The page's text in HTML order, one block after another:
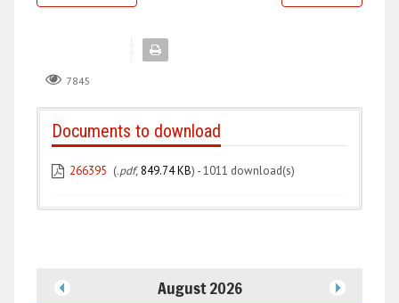
7845
Documents to download
266395 (.pdf, 849.74 KB) - 1011 download(s)
August 2026